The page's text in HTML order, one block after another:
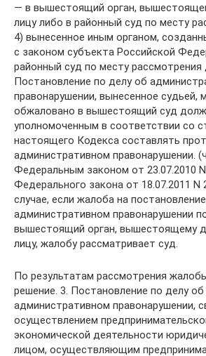
— в вышестоящий орган,
лицу либо в районный суд по месту
4) вынесенное иным органом,
с законом субъекта Российской
районный суд по месту рассмотрения
Постановление по делу об
правонарушении, вынесенное
обжаловано в вышестоящий суд
уполномоченным в соответствии со
настоящего Кодекса составлять
административном правонарушении.
Федеральным законом от 23.07.2010
Федерального закона от 18.07.2011 N
случае, если жалоба на
административном правонарушении
вышестоящий орган, вышестоящему
лицу, жалобу рассматривает суд.
По результатам рассмотрения
решение. 3. Постановление по делу об
административном правонарушении,
осуществлением
экономической деятельности
лицом, осуществляющим